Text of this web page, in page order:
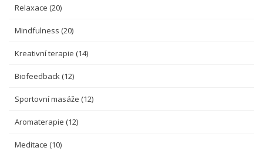
Relaxace (20)
Mindfulness (20)
Kreativní terapie (14)
Biofeedback (12)
Sportovní masáže (12)
Aromaterapie (12)
Meditace (10)